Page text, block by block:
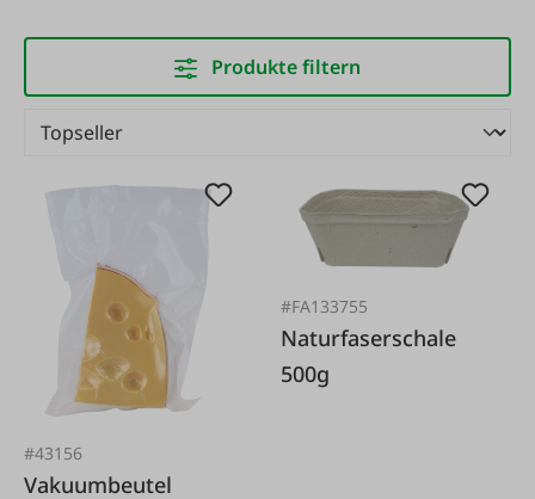
Produkte filtern
#43156
Vakuumbeutel
#FA133755
Naturfaserschale
500g